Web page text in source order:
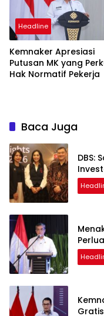
Headline
Kemnaker Apresiasi
Putusan MK yang
Hak Normatif Pekerja
Baca Juga
DBS: